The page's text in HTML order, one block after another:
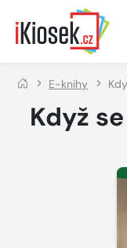
Přejít na hlavní obsah
E-knihy
Když